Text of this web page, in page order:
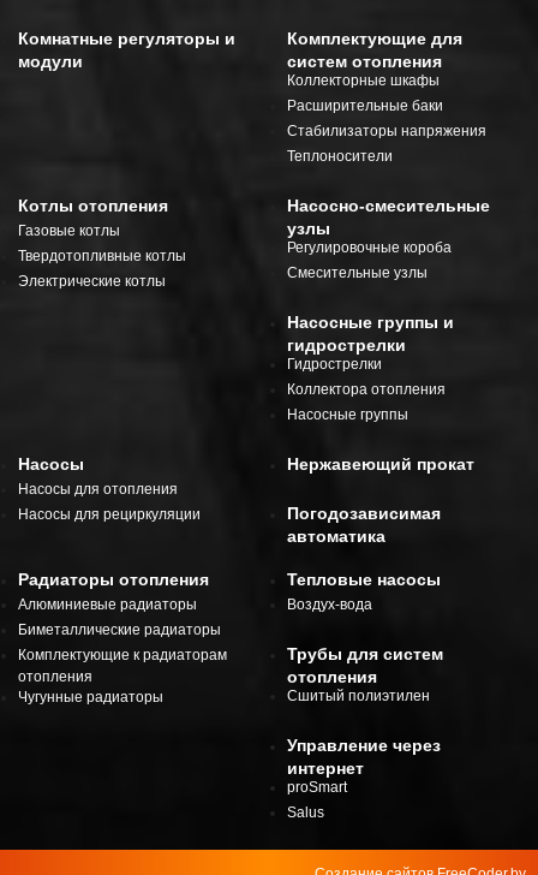
Комнатные регуляторы и
модули
Комплектующие для
систем отопления
Коллекторные шкафы
Расширительные баки
Стабилизаторы напряжения
Теплоносители
Котлы отопления
Газовые котлы
Твердотопливные котлы
Электрические котлы
Насосно-смесительные
узлы
Регулировочные короба
Смесительные узлы
Насосные группы и
гидрострелки
Гидрострелки
Коллектора отопления
Насосные группы
Насосы
Насосы для отопления
Насосы для рециркуляции
Нержавеющий прокат
Погодозависимая
автоматика
Радиаторы отопления
Алюминиевые радиаторы
Биметаллические радиаторы
Комплектующие к радиаторам
отопления
Чугунные радиаторы
Тепловые насосы
Воздух-вода
Трубы для систем
отопления
Сшитый полиэтилен
Управление через
интернет
proSmart
Salus